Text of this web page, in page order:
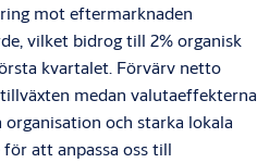
mot eftermarknaden
vilket bidrog till 2% organisk
kvartalet. Förvärv netto
medan valutaeffekterna
organisation och starka lokala
att anpassa oss till